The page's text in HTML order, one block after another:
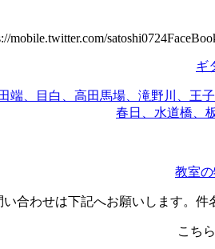
mobile.twitter.com/
ギ
端、目白、 高田馬場、滝野川、王子
春日、水道橋、
教室
い合わせは下記へお願いします。
こち